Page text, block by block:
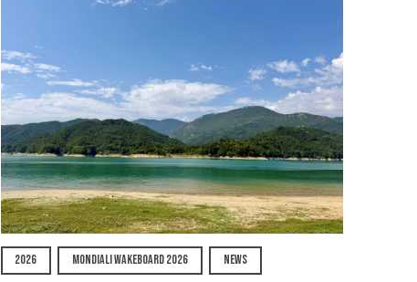
2026 MONDIALI WAKEBOARD 2026 NEWS